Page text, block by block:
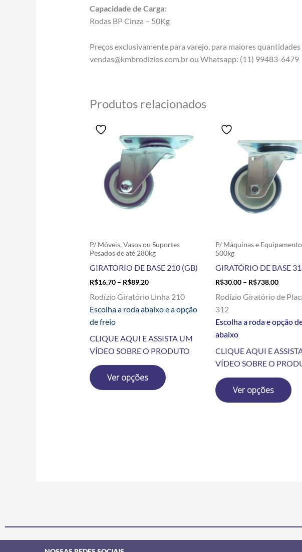
Capacidade de Carga:
Rodas BP Cinza – 50Kg
Preços exclusivamente para varejo, para maiores
vendas@kmbrodizios.com.br ou Whatsapp: (11) 99483-6479
Produtos relacionados
P/ Móveis, Vasos ou Suportes
Pesados de até 280kg
GIRATORIO DE BASE 210 (GB)
R$16.70 – R$89.20
R$16.70
through
R$89.20
Rodízio Giratório Linha 210
Escolha a roda abaixo e a opção
de freio
CLIQUE AQUI E ASSISTA UM
VÍDEO SOBRE O PRODUTO
Ver opções
produto
tem
várias
na
P/ Máquinas e
500kg
GIRATÓRIO DE BASE
R$30.00 – R$738.00
Rodízio Giratório de
312
Escolha a roda e opção
abaixo
CLIQUE AQUI E
VÍDEO SOBRE O
Ver opções
na